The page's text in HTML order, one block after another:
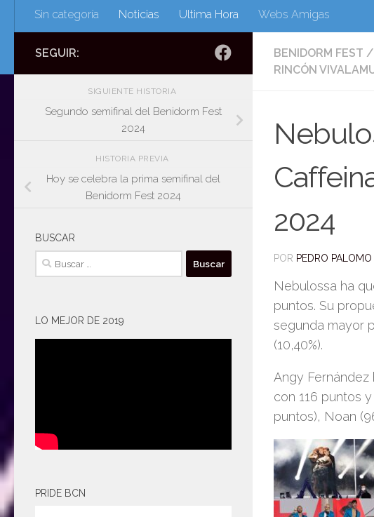
Sin categoría Noticias Ultima Hora Webs Amigas
BENIDORM FEST /
RINCÓN
2024
POR PEDRO PALOMO
Nebulossa ha
puntos. Su
segunda mayor
(10,40%).
Angy Fernández
con 116 puntos
puntos), Noan
SEGUIR:
SIGUIENTE HISTORIA
Segundo semifinal del Benidorm Fest
2024
HISTORIA PREVIA
Hoy se celebra la prima semifinal del
Benidorm Fest 2024
BUSCAR
Buscar:
LO MEJOR DE 2019
PRIDE BCN